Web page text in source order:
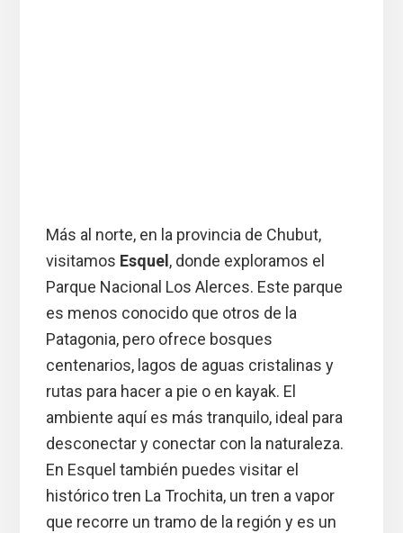
Más al norte, en la provincia de Chubut,
visitamos Esquel , donde exploramos el
Parque Nacional Los Alerces. Este parque
es menos conocido que otros de la
Patagonia, pero ofrece bosques
centenarios, lagos de aguas cristalinas y
rutas para hacer a pie o en kayak. El
ambiente aquí es más tranquilo, ideal para
desconectar y conectar con la naturaleza.
En Esquel también puedes visitar el
histórico tren La Trochita, un tren a vapor
que recorre un tramo de la región y es un